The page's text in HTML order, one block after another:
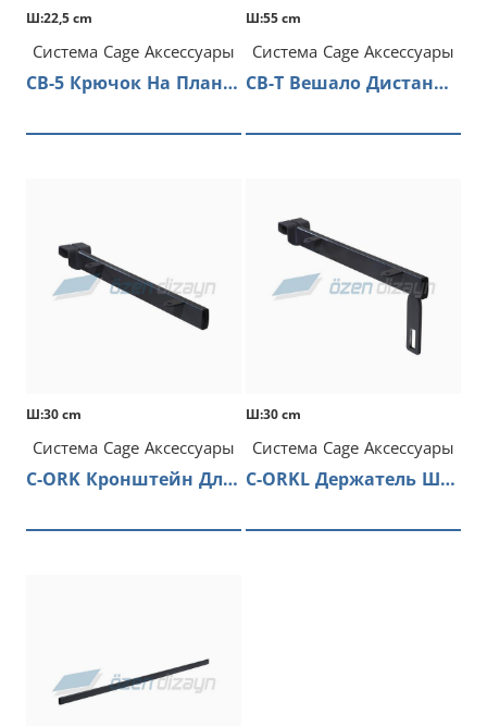
Ш:22,5 cm
Система Cage Аксессуары
CB-5 Крючок На Планку
Ш:55 cm
Система Cage Аксессуары
CB-T Вешало Дистанционное
Ш:30 cm
Система Cage Аксессуары
C-ORK Кронштейн Для Полки
Ш:30 cm
Система Cage Аксессуары
C-ORKL Держатель Штанги и Полки